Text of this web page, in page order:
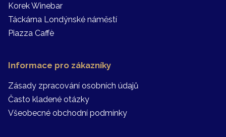
Korek Winebar
Táckárna Londýnské náměstí
Piazza Caffè
Informace pro zákazníky
Zásady zpracování osobních údajů
Často kladené otázky
Všeobecné obchodní podmínky